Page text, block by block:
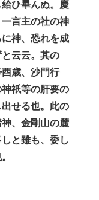
ひ畢んぬ。慶
言主の社の神
神、恐れを成
云云。其の
歳、沙門行
祇等の肝要の
せる也。此の
、金剛山の麓
と雖も、委し